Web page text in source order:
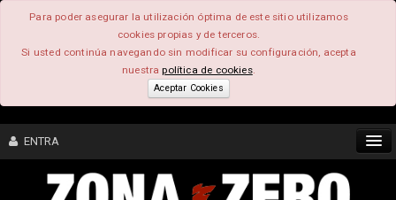
Para poder asegurar la utilización óptima de este sitio utilizamos
cookies propias y de terceros.
Si usted continúa navegando sin modificar su configuración, acepta
nuestrapolítica de cookies.
Aceptar Cookies
ENTRA